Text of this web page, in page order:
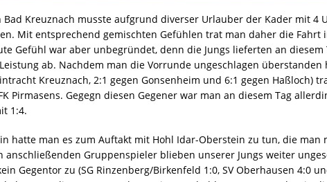
Bad Kreuznach musste aufgrund diverser Urlauber der Kader mit 4
Mit entsprechend gemischten Gefühlen trat man daher die Fahrt
Gefühl war aber unbegründet, denn die Jungs lieferten an diesem
ab. Nachdem man die Vorrunde ungeschlagen überstanden
Kreuznach, 2:1 gegen Gonsenheim und 6:1 gegen Haßloch)
Pirmasens. Gegegn diesen Gegener war man an diesem Tag
1:4.
hatte man es zum Auftakt mit Hohl Idar-Oberstein zu tun, die man
anschließenden Gruppenspieler blieben unserer Jungs weiter
Gegentor zu (SG Rinzenberg/Birkenfeld 1:0, SV Oberhausen 4:0